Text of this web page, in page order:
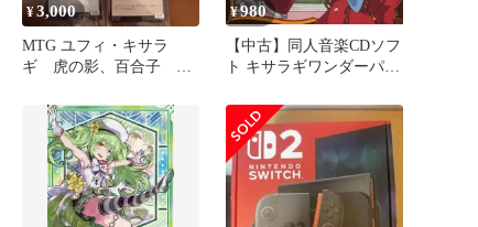
¥3,000
MTG ユフィ・キサラ
ギ 虎の影、百合子 FF
¥980
【中古】同人音楽CDソフ
ト キサラギワンダーパー